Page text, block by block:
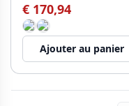
€ 170,94
Ajouter au panier